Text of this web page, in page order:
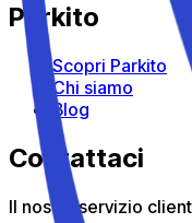
Parkito
Scopri Parkito
Chi siamo
Blog
Contattaci
Il nostro servizio